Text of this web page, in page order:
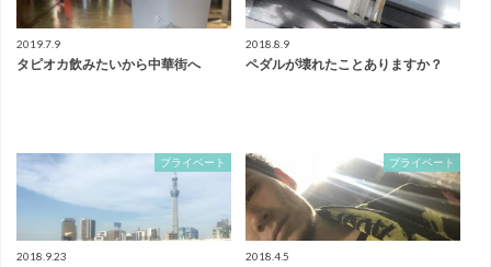
2019.7.9
タピオカ飲みたいから中華街へ
2018.8.9
ペダルが壊れたことありますか？
プライベート
2018.9.23
プライベート
2018.4.5